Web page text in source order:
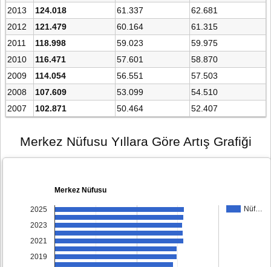
2013
124.018 61.337
62.681
2012
121.479 60.164
61.315
2011
118.998 59.023
59.975
2010
116.471 57.601
58.870
2009
114.054 56.551
57.503
2008
107.609 53.099
54.510
2007
102.871 50.464 52.407
Merkez Nüfusu Yıllara Göre Artış Grafiği
Merkez Nüfusu
Nüf…
2025
2023
2021
2019